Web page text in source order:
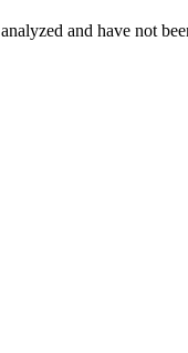
and have not